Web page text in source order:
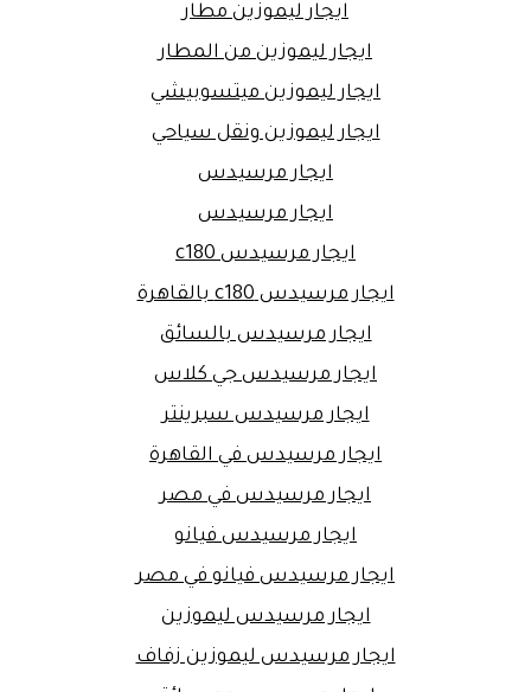
ايجار ليموزين مطار
ايجار ليموزين من المطار
ايجار ليموزين ميتسوبيشي
ايجار ليموزين ونقل سياحي
ايجار مرسيدس
ايجار مرسيدس
ايجار مرسيدس c180
ايجار مرسيدس c180 بالقاهرة
ايجار مرسيدس بالسائق
ايجار مرسيدس جي كلاس
ايجار مرسيدس سبرينتر
ايجار مرسيدس في القاهرة
ايجار مرسيدس في مصر
ايجار مرسيدس فيانو
ايجار مرسيدس فيانو في مصر
ايجار مرسيدس ليموزين
ايجار مرسيدس ليموزين زفاف